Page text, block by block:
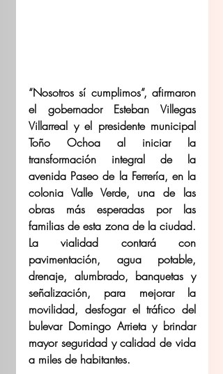
“Nosotros sí cumplimos”, afirmaron
el gobernador Esteban Villegas
Villarreal y el presidente municipal
Toño Ochoa al iniciar la
transformación integral de la
avenida Paseo de la Ferrería, en la
colonia Valle Verde, una de las
obras más esperadas por las
familias de esta zona de la ciudad.
La vialidad contará con
pavimentación, agua potable,
drenaje, alumbrado, banquetas y
señalización, para mejorar la
movilidad, desfogar el tráfico del
bulevar Domingo Arrieta y brindar
mayor seguridad y calidad de vida
a miles de habitantes.